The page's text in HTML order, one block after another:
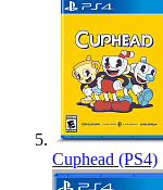
Cuphead (PS4)